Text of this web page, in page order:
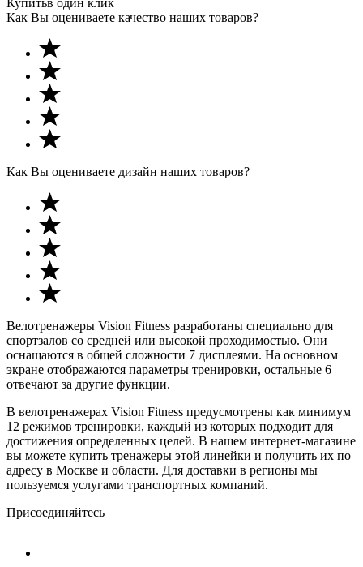
Как Вы оцениваете качество наших товаров?
Как Вы оцениваете дизайн наших товаров?
Велотренажеры Vision Fitness разработаны специально для
спортзалов со средней или высокой проходимостью. Они
оснащаются в общей сложности 7 дисплеями. На основном
экране отображаются параметры тренировки, остальные 6
отвечают за другие функции.
В велотренажерах Vision Fitness предусмотрены как минимум
12 режимов тренировки, каждый из которых подходит для
достижения определенных целей. В нашем интернет-магазине
вы можете купить тренажеры этой линейки и получить их по
адресу в Москве и области. Для доставки в регионы мы
пользуемся услугами транспортных компаний.
Присоединяйтесь